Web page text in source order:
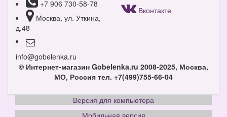
+7 906 730-58-78
Москва, ул. Уткина,
д.48
info@gobelenka.ru
Вконтакте
© Интернет-магазин Gobelenka.ru 2008-2025, Москва,
МО, Россия тел. +7(499)755-66-04
Версия для компьютера